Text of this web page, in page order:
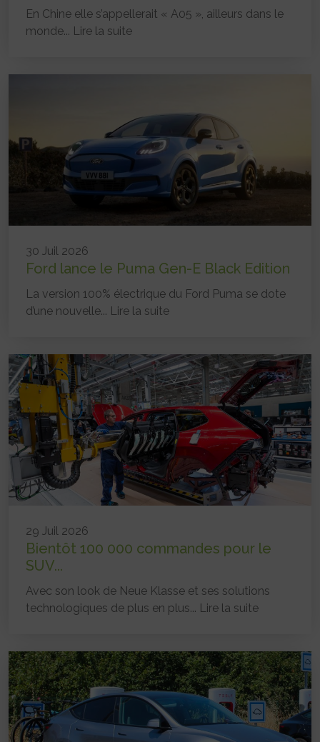
En Chine elle s’appellerait « A05 », ailleurs dans le
monde... Lire la suite
30 Juil 2026
Ford lance le Puma Gen-E Black Edition
La version 100% électrique du Ford Puma se dote
d’une nouvelle... Lire la suite
29 Juil 2026
Bientôt 100 000 commandes pour le
SUV...
Avec son look de Neue Klasse et ses solutions
technologiques de plus en plus... Lire la suite